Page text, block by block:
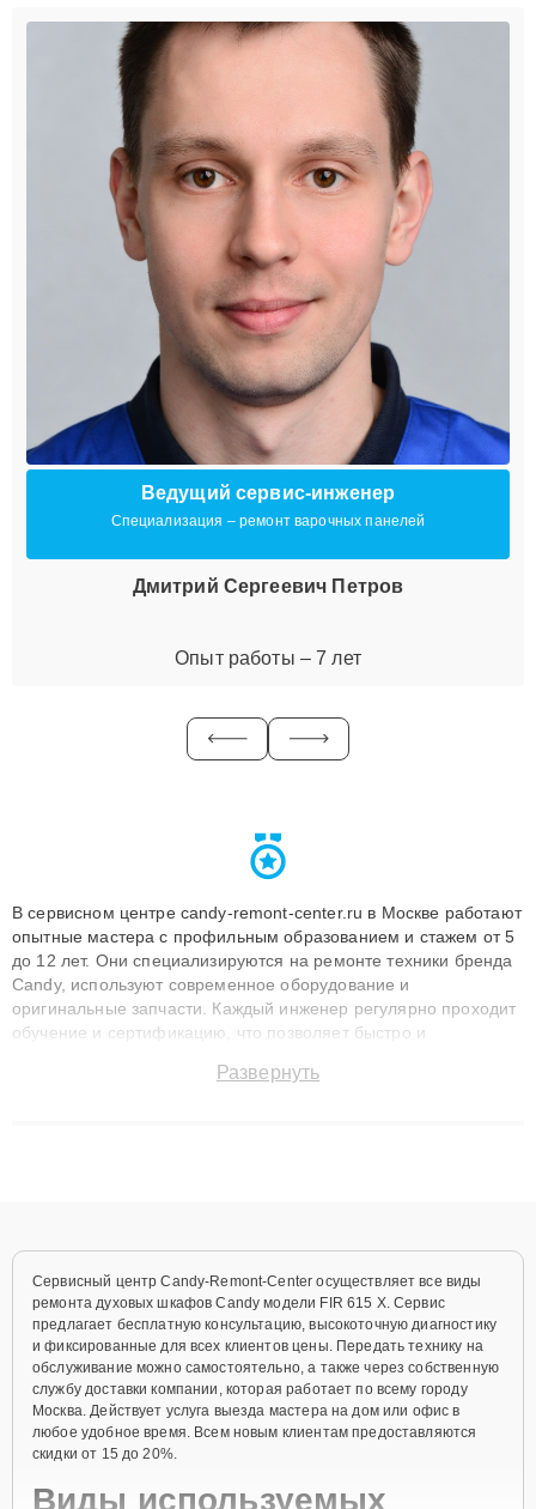
Ведущий сервис-инженер
Специализация – ремонт варочных панелей
Дмитрий Сергеевич Петров
Опыт работы – 7 лет
В сервисном центре candy-remont-center.ru в Москве работают
опытные мастера с профильным образованием и стажем от 5
до 12 лет. Они специализируются на ремонте техники бренда
Candy, используют современное оборудование и
оригинальные запчасти. Каждый инженер регулярно проходит
обучение и сертификацию, что позволяет быстро и
сохранением гарантии до 3 лет. Наши мастера решают
Развернуть
Сервисный центр Candy-Remont-Center осуществляет все виды
ремонта духовых шкафов Candy модели FIR 615 X. Сервис
предлагает бесплатную консультацию, высокоточную диагностику
и фиксированные для всех клиентов цены. Передать технику на
обслуживание можно самостоятельно, а также через собственную
службу доставки компании, которая работает по всему городу
Москва. Действует услуга выезда мастера на дом или офис в
любое удобное время. Всем новым клиентам предоставляются
скидки от 15 до 20%.
Виды используемых